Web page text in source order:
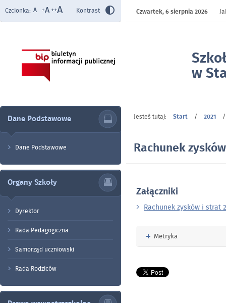
w
Czcionka: Kontrast Czwartek,6 sierpnia 2026
Dane Podstawowe
Dane Podstawowe
Organy Szkoły
Dyrektor
Rada Pedagogiczna
Samorząd uczniowski
Rada Rodziców
Jesteś tutaj: Start / 2021
Rachunek
Załączniki
Rachunek zysków i strat
Rozwiń
Metryka